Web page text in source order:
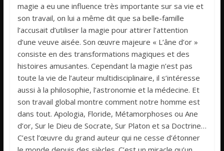
magie a eu une influence très importante sur sa vie et
son travail, on lui a même dit que sa belle-famille
l’accusait d’utiliser la magie pour attirer l’attention
d’une veuve aisée. Son œuvre majeure « L’âne d’or »
consiste en des transformations magiques et des
histoires amusantes. Cependant la magie n’est pas
toute la vie de l’auteur multidisciplinaire, il s’intéresse
aussi à la philosophie, l’astronomie et la médecine. Et
son travail global montre comment notre homme est
dans tout. Apologia, Floride, Métamorphoses ou Ane
d’or, Sur le Dieu de Socrate, Sur Platon et sa Doctrine…
C’est l’œuvre du grand auteur qui ne cesse d’étonner